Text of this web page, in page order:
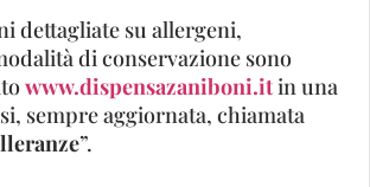
dettagliate su allergeni,
di conservazione sono
www.dispensazaniboni.itin una
sempre aggiornata, chiamata
”.